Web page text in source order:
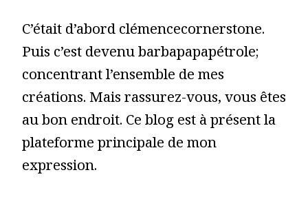
C’était d’abord clémencecornerstone.
Puis c’est devenu barbapapapétrole;
concentrant l’ensemble de mes
créations. Mais rassurez-vous, vous êtes
au bon endroit. Ce blog est à présent la
plateforme principale de mon
expression.